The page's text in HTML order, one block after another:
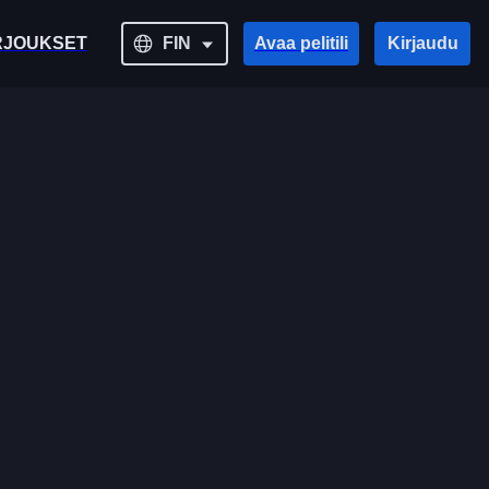
FIN Avaa pelitili Kirjaudu